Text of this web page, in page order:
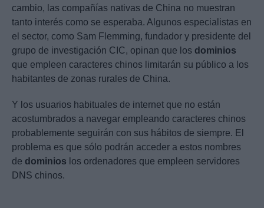
cambio, las compañías nativas de China no muestran
tanto interés como se esperaba. Algunos especialistas en
el sector, como Sam Flemming, fundador y presidente del
grupo de investigación CIC, opinan que los dominios
que empleen caracteres chinos limitarán su público a los
habitantes de zonas rurales de China.
Y los usuarios habituales de internet que no están
acostumbrados a navegar empleando caracteres chinos
probablemente seguirán con sus hábitos de siempre. El
problema es que sólo podrán acceder a estos nombres
de dominios los ordenadores que empleen servidores
DNS chinos.